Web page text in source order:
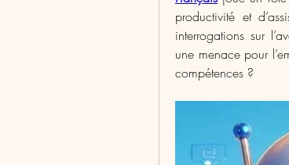
productivité et
interrogations sur
une menace pour
compétences ?